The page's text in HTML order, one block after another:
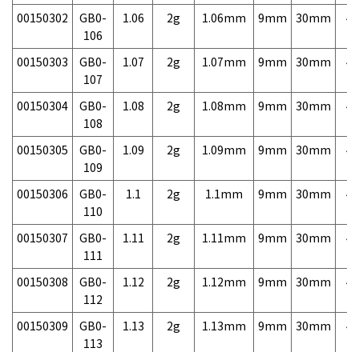
00150302
GB0-
106
1.06 2g 1.06mm 9mm 30mm
00150303
GB0-
107
1.07 2g 1.07mm 9mm 30mm
00150304
GB0-
108
1.08 2g 1.08mm 9mm 30mm
00150305
GB0-
109
1.09 2g 1.09mm 9mm 30mm
00150306
GB0-
110
1.1 2g 1.1mm 9mm 30mm
00150307
GB0-
111
1.11 2g 1.11mm 9mm 30mm
00150308
GB0-
112
1.12 2g 1.12mm 9mm 30mm
00150309
GB0-
113
1.13 2g 1.13mm 9mm 30mm